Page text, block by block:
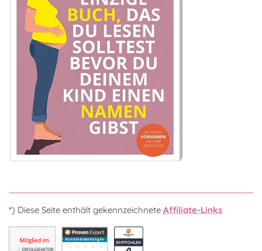
*) Diese Seite enthält gekennzeichnete Affiliate-Links